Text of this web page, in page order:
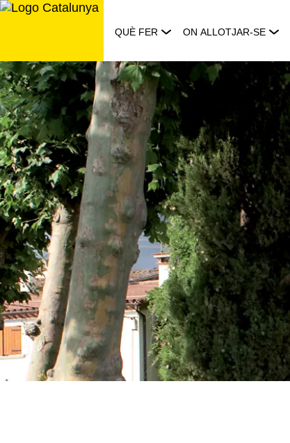
Saltar
QUÈ FER ON ALLOTJAR-SE